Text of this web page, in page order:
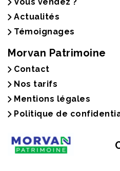
Actualités
Témoignages
Morvan Patrimoine
Contact
Nos tarifs
Mentions légales
Politique de